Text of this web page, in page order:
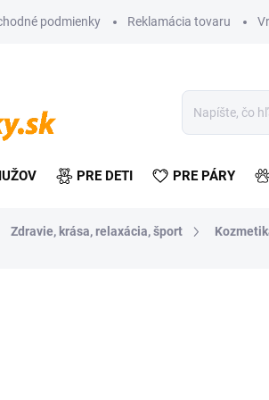
podmienky Reklamácia tovaru
PRE DETI PRE PÁRY
Zdravie, krása, relaxácia, šport